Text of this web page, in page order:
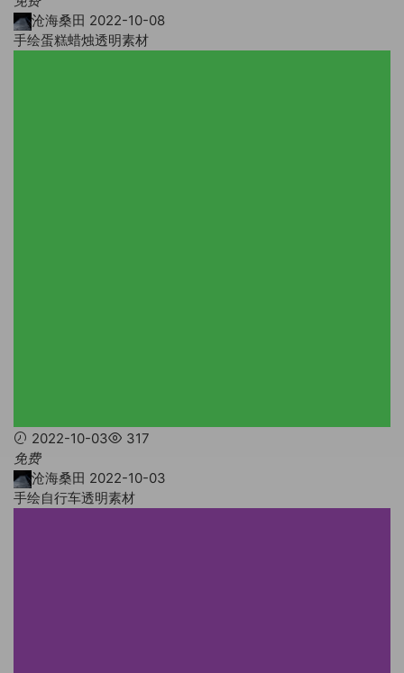
沧海桑田 2022-10-08
手绘蛋糕蜡烛透明素材
2022-10-03
317
免费
沧海桑田 2022-10-03
手绘自行车透明素材